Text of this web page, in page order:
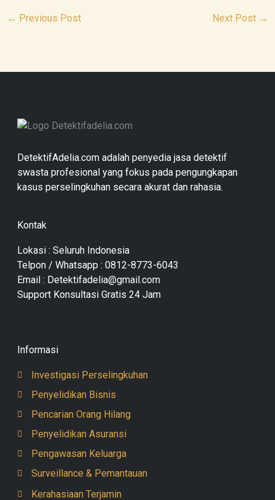
← Previous Post Next Post →
DetektifAdelia.com adalah penyedia jasa detektif
swasta profesional yang fokus pada pengungkapan
kasus perselingkuhan secara akurat dan rahasia.
Kontak
Lokasi : Seluruh Indonesia
Telpon / Whatsapp : 0812-8773-6043
Email : Detektifadelia@gmail.com
Support Konsultasi Gratis 24 Jam
Informasi
Investigasi Perselingkuhan
Penyelidikan Bisnis
Pencarian Orang Hilang
Penyelidikan Asuransi
Pengawasan Keluarga
Surveillance & Pemantauan
Kerahasiaan Terjamin